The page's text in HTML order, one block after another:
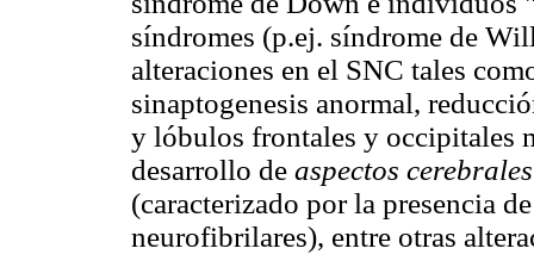
síndromes (p.ej. síndrome de
alteraciones en el SNC tales
sinaptogenesis anormal,
y lóbulos frontales y occipitales
desarrollo de aspectos cerebrales
(caracterizado por la presencia
neurofibrilares), entre otras